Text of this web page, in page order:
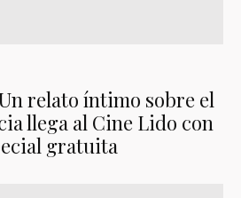
relato íntimo sobre el
llega al Cine Lido con
gratuita